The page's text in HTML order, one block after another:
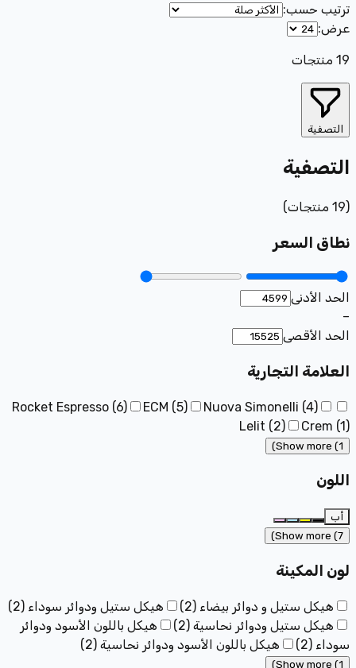
ترتيب حسب:
عرض:
19 منتجات
التصفية
التصفية
(
19 منتجات)
نطاق السعر
الحد الأدنى
–
الحد الأقصى
العلامة التجارية
Rocket Espresso (6) ECM (5) Nuova Simonelli (4)
Lelit (2) Crem (1)
Show more (1)
اللون
أب
Show more (7)
لون المكينة
هيكل ستيل و دوائر بيضاء (
2
) هيكل ستيل ودوائر سوداء (
2
)
هيكل ستيل ودوائر نحاسية (
2
)
هيكل باللون الأسود ودوائر
سوداء (
2
) هيكل باللون الأسود ودوائر نحاسية (
2
)
Show more (1)